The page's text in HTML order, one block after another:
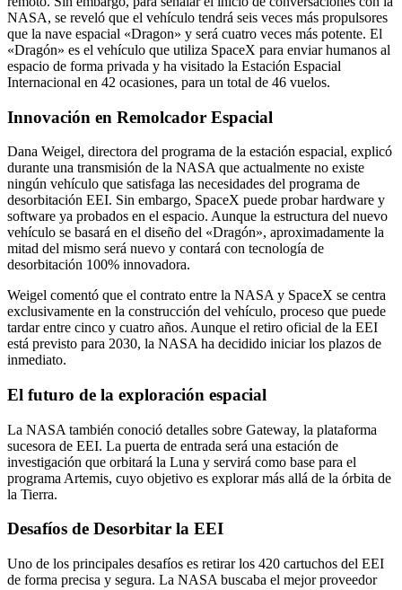
NASA, se reveló que el vehículo tendrá seis veces más propulsores
que la nave espacial «Dragon» y será cuatro veces más potente. El
«Dragón» es el vehículo que utiliza SpaceX para enviar humanos al
espacio de forma privada y ha visitado la Estación Espacial
Internacional en 42 ocasiones, para un total de 46 vuelos.
Innovación en Remolcador Espacial
Dana Weigel, directora del programa de la estación espacial, explicó
durante una transmisión de la NASA que actualmente no existe
ningún vehículo que satisfaga las necesidades del programa de
desorbitación EEI. Sin embargo, SpaceX puede probar hardware y
software ya probados en el espacio. Aunque la estructura del nuevo
vehículo se basará en el diseño del «Dragón», aproximadamente la
mitad del mismo será nuevo y contará con tecnología de
desorbitación 100% innovadora.
Weigel comentó que el contrato entre la NASA y SpaceX se centra
exclusivamente en la construcción del vehículo, proceso que puede
tardar entre cinco y cuatro años. Aunque el retiro oficial de la EEI
está previsto para 2030, la NASA ha decidido iniciar los plazos de
inmediato.
El futuro de la exploración espacial
La NASA también conoció detalles sobre Gateway, la plataforma
sucesora de EEI. La puerta de entrada será una estación de
investigación que orbitará la Luna y servirá como base para el
programa Artemis, cuyo objetivo es explorar más allá de la órbita de
la Tierra.
Desafíos de Desorbitar la EEI
Uno de los principales desafíos es retirar los 420 cartuchos del EEI
de forma precisa y segura. La NASA buscaba el mejor proveedor